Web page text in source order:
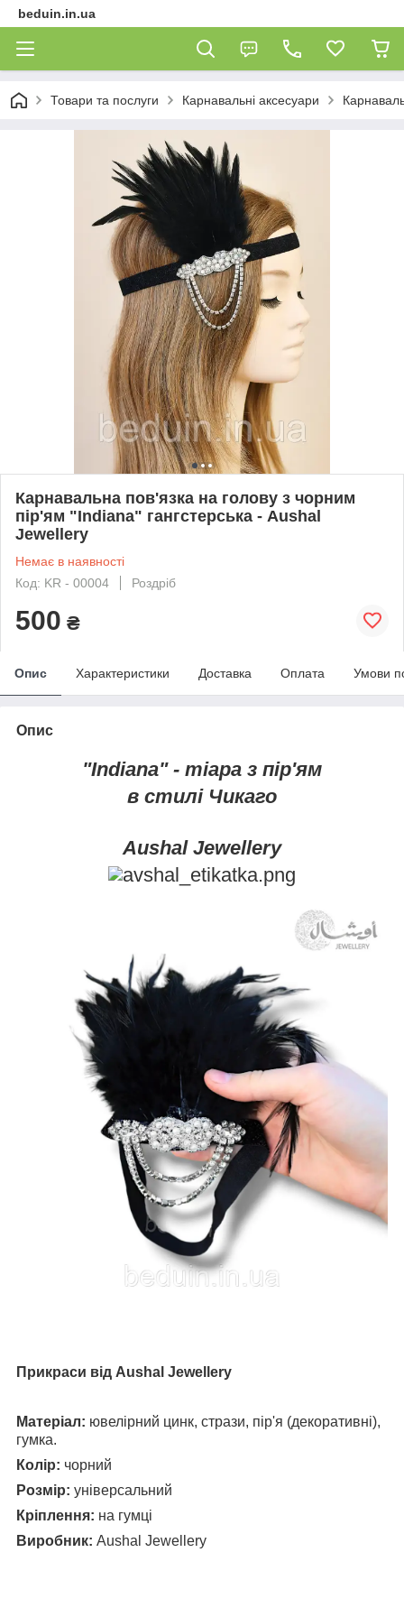
beduin.in.ua
Товари та послуги Карнавальні аксесуари
Карнавальна пов'язка на голову з чорним
пір'ям "Indiana" гангстерська - Aushal
Jewellery
Немає в наявності
Код: KR - 00004
Роздріб
500 ₴
Опис Характеристики Доставка Оплата Умови
Опис
"Indiana" - тіара з пір'ям
в стилі Чикаго
Aushal Jewellery
Прикраси від Aushal Jewellery
Матеріал: ювелірний цинк, стрази, пір'я (декоративні),
гумка.
Колір: чорний
Розмір: універсальний
Кріплення: на гумці
Виробник: Aushal Jewellery